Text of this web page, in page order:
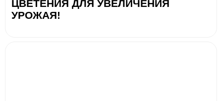
ЦВЕТЕНИЯ ДЛЯ УВЕЛИЧЕНИЯ
УРОЖАЯ!